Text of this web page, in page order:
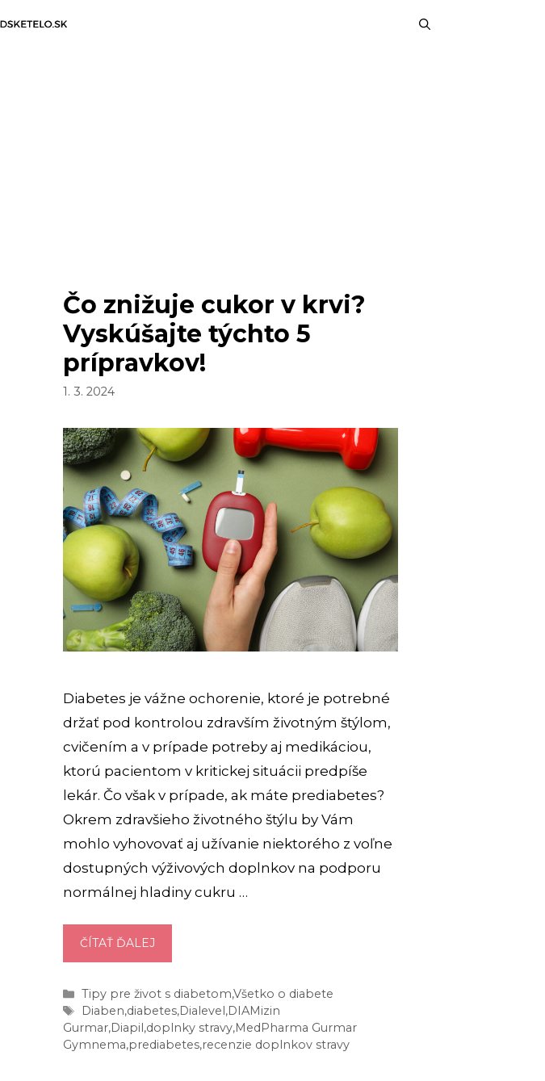
Čo znižuje cukor v krvi?
Vyskúšajte týchto 5
prípravkov!
1. 3. 2024
Diabetes je vážne ochorenie, ktoré je potrebné
držať pod kontrolou zdravším životným štýlom,
cvičením a v prípade potreby aj medikáciou,
ktorú pacientom v kritickej situácii predpíše
lekár. Čo však v prípade, ak máte prediabetes?
Okrem zdravšieho životného štýlu by Vám
mohlo vyhovovať aj užívanie niektorého z voľne
dostupných výživových doplnkov na podporu
normálnej hladiny cukru …
ČÍTAŤ ĎALEJ
ZNIŽUJE
KRVI?
VYSKÚŠAJTE
Kategórie
Tipy pre život s diabetom,Všetko o diabete
Značky
Diaben,diabetes,Dialevel,DIAMizin
Gurmar,Diapil,doplnky stravy,MedPharma Gurmar
Gymnema,prediabetes,recenzie doplnkov stravy